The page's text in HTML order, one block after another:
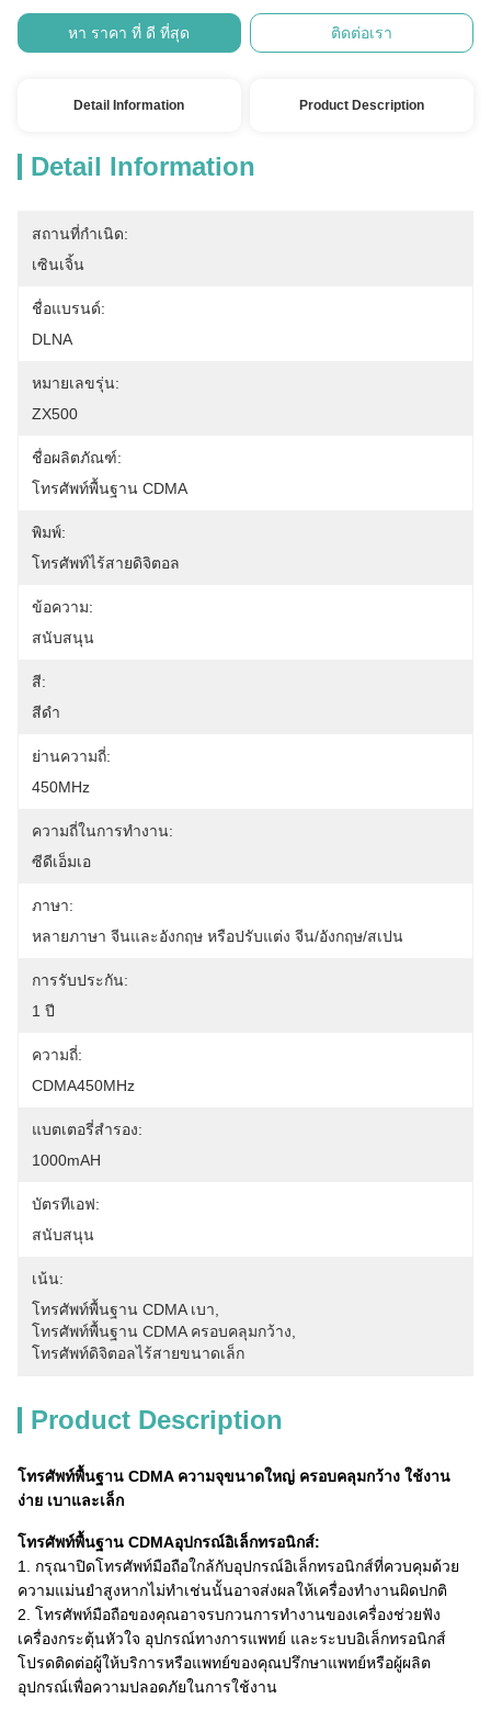
หา ราคา ที่ ดี ที่สุด ติดต่อเรา
Detail Information Product Description
Detail Information
สถานที่กำเนิด:
เซินเจิ้น
ชื่อแบรนด์:
DLNA
หมายเลขรุ่น:
ZX500
ชื่อผลิตภัณฑ์:
โทรศัพท์พื้นฐาน CDMA
พิมพ์:
โทรศัพท์ไร้สายดิจิตอล
ข้อความ:
สนับสนุน
สี:
สีดำ
ย่านความถี่:
450MHz
ความถี่ในการทำงาน:
ซีดีเอ็มเอ
ภาษา:
หลายภาษา จีนและอังกฤษ หรือปรับแต่ง จีน/อังกฤษ/สเปน
การรับประกัน:
1 ปี
ความถี่:
CDMA450MHz
แบตเตอรี่สำรอง:
1000mAH
บัตรทีเอฟ:
สนับสนุน
เน้น:
โทรศัพท์พื้นฐาน CDMA เบา
โทรศัพท์พื้นฐาน CDMA ครอบคลุมกว้าง
โทรศัพท์ดิจิตอลไร้สายขนาดเล็ก
Product Description
โทรศัพท์พื้นฐาน CDMA ความจุขนาดใหญ่ ครอบคลุมกว้าง ใช้งาน
ง่าย เบาและเล็ก
โทรศัพท์พื้นฐาน CDMAอุปกรณ์อิเล็กทรอนิกส์:
1. กรุณาปิดโทรศัพท์มือถือใกล้กับอุปกรณ์อิเล็กทรอนิกส์ที่ควบคุมด้วย
ความแม่นยำสูงหากไม่ทำเช่นนั้นอาจส่งผลให้เครื่องทำงานผิดปกติ
2. โทรศัพท์มือถือของคุณอาจรบกวนการทำงานของเครื่องช่วยฟัง
เครื่องกระตุ้นหัวใจ อุปกรณ์ทางการแพทย์ และระบบอิเล็กทรอนิกส์
โปรดติดต่อผู้ให้บริการหรือแพทย์ของคุณปรึกษาแพทย์หรือผู้ผลิต
อุปกรณ์เพื่อความปลอดภัยในการใช้งาน